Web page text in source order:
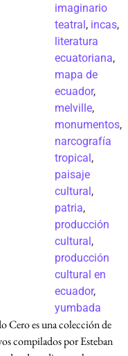
imaginario
teatral, incas,
literatura
ecuatoriana,
mapa de
ecuador,
melville,
monumentos,
narcografía
tropical,
paisaje
cultural,
patria,
producción
cultural,
producción
cultural en
ecuador,
yumbada
Cero es una colección de
compilados por Esteban